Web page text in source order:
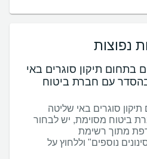
נפוצות
בתחום תיקון סוגרים באי
עם חברת ביטוח
סוגרים באי שליטה
ביטוח מסוימת, יש לבחור
מתוך רשימת
נוספים" וללחוץ על